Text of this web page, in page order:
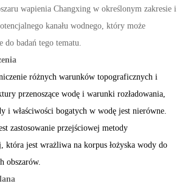
wapienia Changxing w określonym zakresie i
kanału wodnego, który może
do badań tego tematu.
różnych warunków topograficznych i
przenoszące wodę i warunki rozładowania,
i właściwości bogatych w wodę jest nierówne.
zastosowanie przejściowej metody
która jest wrażliwa na korpus łożyska wody do
obszarów.